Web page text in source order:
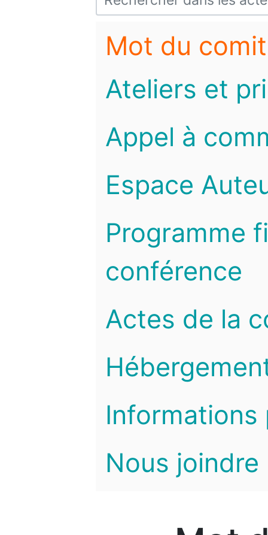
Mot du
Ateliers et
Appel à
Espace
Programme
conférence
Actes de la
Informations
Nous joindre